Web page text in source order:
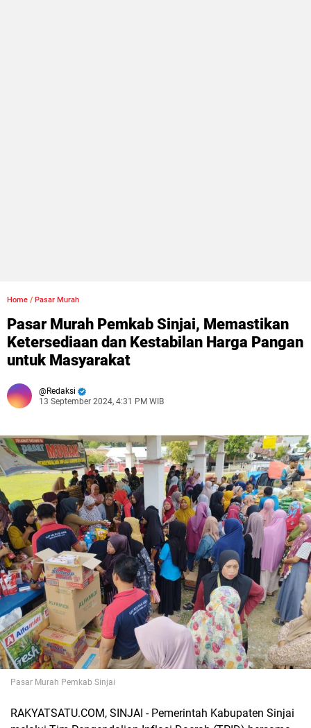
Home / Pasar Murah
Pasar Murah Pemkab Sinjai, Memastikan
Ketersediaan dan Kestabilan Harga Pangan
untuk Masyarakat
Redaksi
13 September 2024, 4:31 PM WIB
Pasar Murah Pemkab Sinjai
RAKYATSATU.COM, SINJAI - Pemerintah Kabupaten Sinjai